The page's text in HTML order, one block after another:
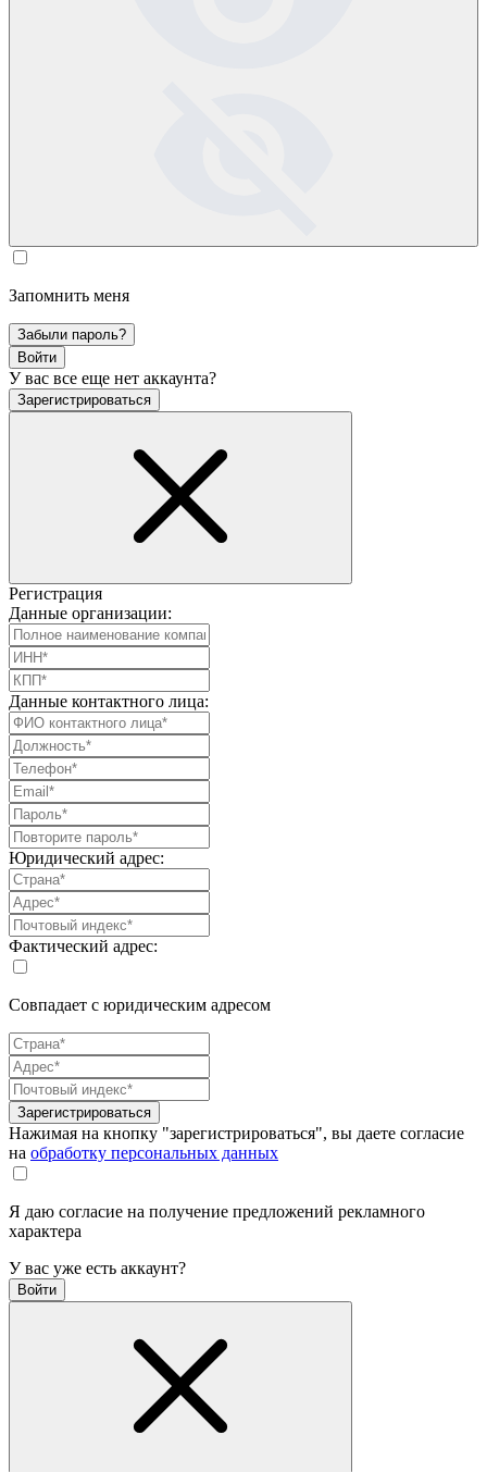
Запомнить меня
Забыли пароль?
Войти
У вас все еще нет аккаунта?
Зарегистрироваться
Регистрация
Данные организации:
Данные контактного лица:
Юридический адрес:
Фактический адрес:
Совпадает с юридическим адресом
Зарегистрироваться
Нажимая на кнопку "зарегистрироваться", вы даете согласие
на обработку персональных данных
Я даю согласие на получение предложений рекламного
характера
У вас уже есть аккаунт?
Войти